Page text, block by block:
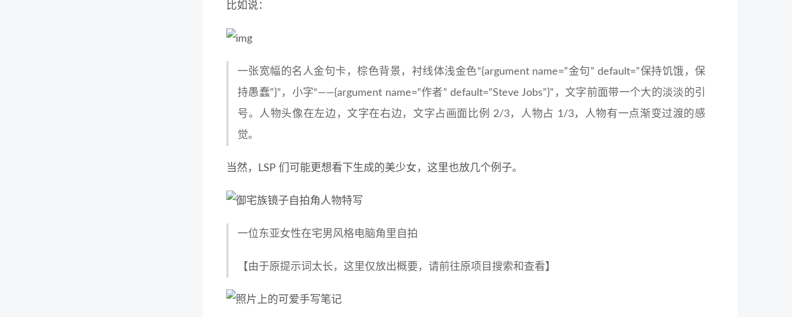
比如说：
一张宽幅的名人金句卡，棕色背景，衬线体浅金色“{argument name=”金句” default=”保持饥饿，保
持愚蠢”}”，小字“——{argument name=”作者” default=”Steve Jobs”}”，文字前面带一个大的淡淡的引
号。人物头像在左边，文字在右边，文字占画面比例 2/3，人物占 1/3，人物有一点渐变过渡的感
觉。
当然，LSP 们可能更想看下生成的美少女，这里也放几个例子。
一位东亚女性在宅男风格电脑角里自拍
【由于原提示词太长，这里仅放出概要，请前往原项目搜索和查看】